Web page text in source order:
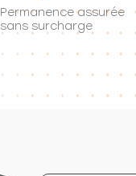
Permanence assurée
sans surcharge